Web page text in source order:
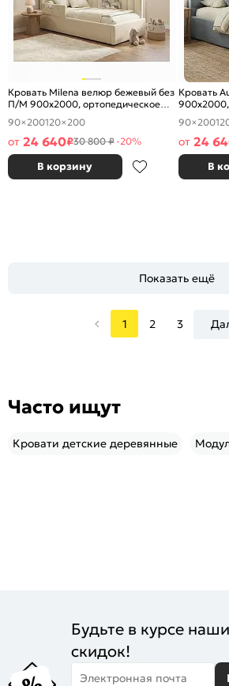
Кровать Milena велюр бежевый без
П/М 900x2000, ортопедическое
основание, изголовье мягкое
90×200120×200
от 24 640₽30 800 ₽-20%
В корзину
Кровать
900x2000,
90×200
от 24
В
Показать ещё
1 2 3
Часто ищут
Кровати детские деревянные
Будьте в курсе
скидок!
Электронная почта